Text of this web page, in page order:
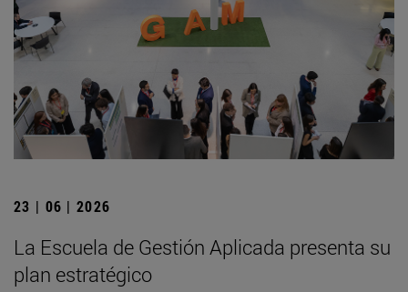
23 | 06 | 2026
La Escuela de Gestión Aplicada presenta su
plan estratégico